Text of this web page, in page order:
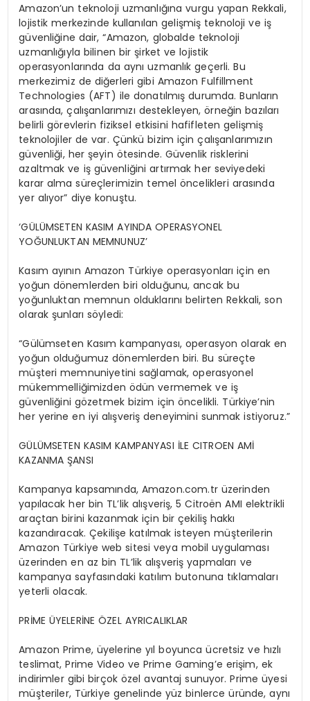
Amazon’un teknoloji uzmanlığına vurgu yapan Rekkali,
lojistik merkezinde kullanılan gelişmiş teknoloji ve iş
güvenliğine dair, “Amazon, globalde teknoloji
uzmanlığıyla bilinen bir şirket ve lojistik
operasyonlarında da aynı uzmanlık geçerli. Bu
merkezimiz de diğerleri gibi Amazon Fulfillment
Technologies (AFT) ile donatılmış durumda. Bunların
arasında, çalışanlarımızı destekleyen, örneğin bazıları
belirli görevlerin fiziksel etkisini hafifleten gelişmiş
teknolojiler de var. Çünkü bizim için çalışanlarımızın
güvenliği, her şeyin ötesinde. Güvenlik risklerini
azaltmak ve iş güvenliğini artırmak her seviyedeki
karar alma süreçlerimizin temel öncelikleri arasında
yer alıyor” diye konuştu.
‘GÜLÜMSETEN KASIM AYINDA OPERASYONEL
YOĞUNLUKTAN MEMNUNUZ’
Kasım ayının Amazon Türkiye operasyonları için en
yoğun dönemlerden biri olduğunu, ancak bu
yoğunluktan memnun olduklarını belirten Rekkali, son
olarak şunları söyledi:
“Gülümseten Kasım kampanyası, operasyon olarak en
yoğun olduğumuz dönemlerden biri. Bu süreçte
müşteri memnuniyetini sağlamak, operasyonel
mükemmelliğimizden ödün vermemek ve iş
güvenliğini gözetmek bizim için öncelikli. Türkiye’nin
her yerine en iyi alışveriş deneyimini sunmak istiyoruz.”
GÜLÜMSETEN KASIM KAMPANYASI İLE CITROEN AMİ
KAZANMA ŞANSI
Kampanya kapsamında, Amazon.com.tr üzerinden
yapılacak her bin TL’lik alışveriş, 5 Citroën AMI elektrikli
araçtan birini kazanmak için bir çekiliş hakkı
kazandıracak. Çekilişe katılmak isteyen müşterilerin
Amazon Türkiye web sitesi veya mobil uygulaması
üzerinden en az bin TL’lik alışveriş yapmaları ve
kampanya sayfasındaki katılım butonuna tıklamaları
yeterli olacak.
PRİME ÜYELERİNE ÖZEL AYRICALIKLAR
Amazon Prime, üyelerine yıl boyunca ücretsiz ve hızlı
teslimat, Prime Video ve Prime Gaming’e erişim, ek
indirimler gibi birçok özel avantaj sunuyor. Prime üyesi
müşteriler, Türkiye genelinde yüz binlerce üründe, aynı